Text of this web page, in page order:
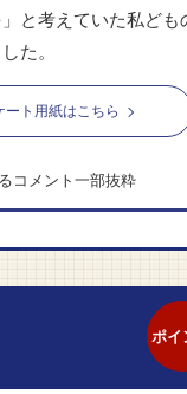
と考えていた私ど
た。
ート用紙はこちら
ポイ